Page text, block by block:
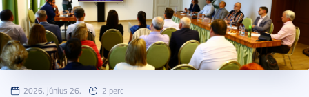
2026. június 26. 2 perc